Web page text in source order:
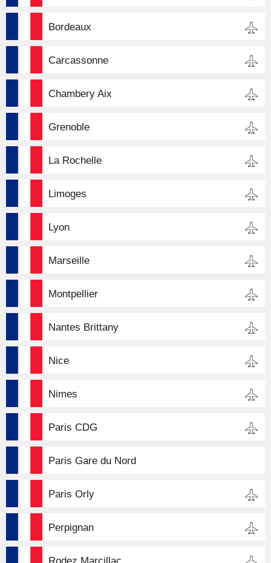
Bordeaux
Carcassonne
Chambery Aix
Grenoble
La Rochelle
Limoges
Lyon
Marseille
Montpellier
Nantes Brittany
Nice
Nimes
Paris CDG
Paris Gare du Nord
Paris Orly
Perpignan
Rodez Marcillac